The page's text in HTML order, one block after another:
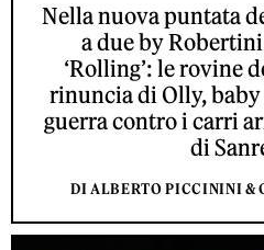
Nella nuova puntata
a due by
‘Rolling’: le rovine
rinuncia di Olly,
guerra contro i carri
di
DI ALBERTO PICCININI &